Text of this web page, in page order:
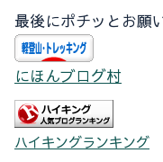
最後にポチッとお願
にほんブログ村
ハイキングランキング